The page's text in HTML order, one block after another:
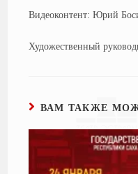
Видеоконтент: Юрий
Художественный
ВАМ ТАКЖЕ